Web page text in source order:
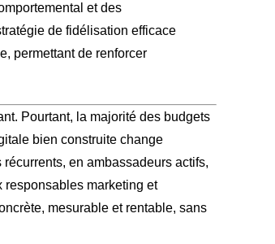
et des
de fidélisation efficace
permettant de renforcer
Pourtant, la majorité des budgets
bien construite change
en ambassadeurs actifs,
responsables marketing et
mesurable et rentable, sans